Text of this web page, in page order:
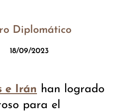
Diplomático
18/09/2023
e Irán han logrado
para el